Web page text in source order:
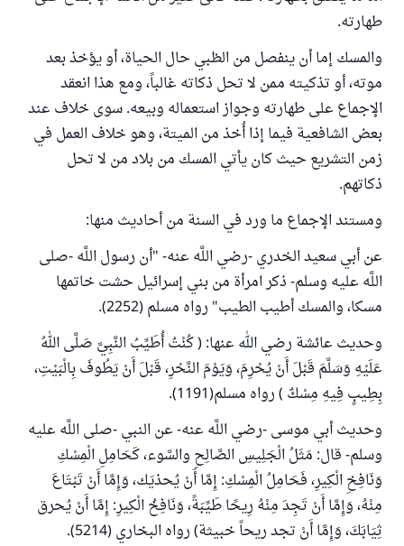
طهارته.
والمسك إما أن ينفصل من الظبي حال الحياة، أو يؤخذ بعد
موته، أو تذكيته ممن لا تحل ذكاته غالباً، ومع هذا انعقد
الإجماع على طهارته وجواز استعماله وبيعه. سوى خلاف عند
بعض الشافعية فيما إذا أُخذ من الميتة، وهو خلاف العمل في
زمن التشريع حيث كان يأتي المسك من بلاد من لا تحل
ذكاتهم.
ومستند الإجماع ما ورد في السنة من أحاديث منها:
عن أبي سعيد الخدري -رضي اللَّه عنه- "أن رسول اللَّه -صلى
اللَّه عليه وسلم- ذكر امرأة من بني إسرائيل حشت خاتمها
مسكا، والمسك أطيب الطيب" رواه مسلم (2252).
وحديث عائشة رضي الله عنها: ( كُنْتُ أُطَيِّبُ النَّبِيَّ صَلَّى اللهُ
عَلَيْهِ وَسَلَّمَ قَبْلَ أَنْ يُحْرِمَ، وَيَوْمَ النَّحْرِ، قَبْلَ أَنْ يَطُوفَ بِالْبَيْتِ،
بِطِيبٍ فِيهِ مِسْكٌ ) رواه مسلم(1191).
وحديث أبي موسى -رضي اللَّه عنه- عن النبي -صلى اللَّه عليه
وسلم- قال: مَثَلُ الْجَلِيسِ الصَّالِحِ والسَّوء، ‌كَحَامِلِ ‌الْمِسْكِ
وَنَافِخِ الْكِيرِ، فَحَامِلُ الْمِسْكِ: إِمَّا أَنْ يُحذيَك، وَإِمَّا أَنْ تَبْتَاعَ
مِنْهُ، وَإِمَّا أَنْ تَجِدَ مِنْهُ رِيحًا طَيِّبَةً، وَنَافِخُ الْكِيرِ: إِمَّا أَنْ يُحرق
ثِيَابَكَ، وَإِمَّا أَنْ تجد ريحاً خبيثة) رواه البخاري (5214).